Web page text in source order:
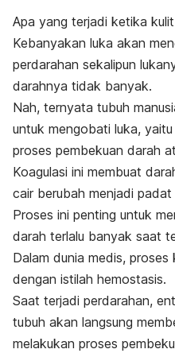
Apa yang terjadi ketika
Kebanyakan luka akan
perdarahan sekalipun
darahnya tidak banyak.
Nah, ternyata tubuh
untuk mengobati luka,
proses pembekuan darah
Koagulasi ini membuat
cair berubah menjadi padat
Proses ini penting untuk
darah terlalu banyak saat
Dalam dunia medis, proses
dengan istilah hemostasis.
Saat terjadi perdarahan,
tubuh akan langsung
melakukan proses